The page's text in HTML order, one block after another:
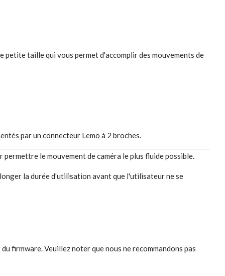
taille qui vous permet d'accomplir des mouvements de
par un connecteur Lemo à 2 broches.
le mouvement de caméra le plus fluide possible.
la durée d'utilisation avant que l'utilisateur ne se
firmware. Veuillez noter que nous ne recommandons pas